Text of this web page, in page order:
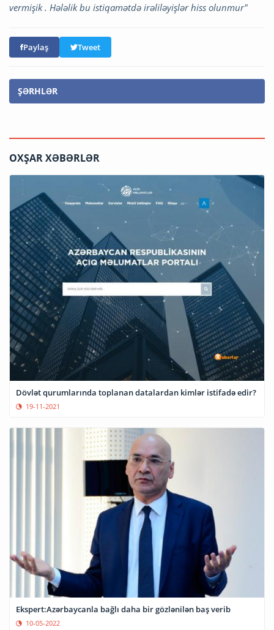
vermişik . Hələlik bu istiqamətdə irəliləyişlər hiss olunmur"
Paylaş Tweet
ŞƏRHLƏR
OXŞAR XƏBƏRLƏR
Dövlət qurumlarında toplanan datalardan kimlər istifadə edir?
19-11-2021
Ekspert:Azərbaycanla bağlı daha bir gözlənilən baş verib
10-05-2022